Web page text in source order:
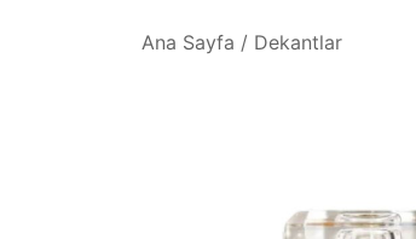
Ana Sayfa / Dekantlar